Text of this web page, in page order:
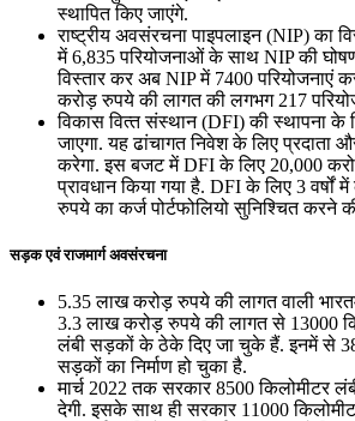
स्‍थापित किए जाएंगे.
राष्‍ट्रीय अवसंरचना पाइपलाइन (NIP) का
में 6,835 परियोजनाओं के साथ NIP की
विस्तार कर अब NIP में 7400 परियोजनाएं
करोड़ रुपये की लागत की लगभग 217
विकास वित्‍त संस्‍थान (DFI) की स्‍थापना के
जाएगा. यह ढांचागत निवेश के लिए प्रदाता
करेगा. इस बजट में DFI के लिए 20,000
प्रावधान किया गया है. DFI के लिए 3
रुपये का कर्ज पोर्टफोलियो सुनिश्चित करने की
सड़क एवं राजमार्ग अवसंरचना
5.35 लाख करोड़ रुपये की लागत वाली
3.3 लाख करोड़ रुपये की लागत से 13000
लंबी सड़कों के ठेके दिए जा चुके हैं. इनमें से
सड़कों का निर्माण हो चुका है.
मार्च 2022 तक सरकार 8500 किलोमीटर
देगी. इसके साथ ही सरकार 11000